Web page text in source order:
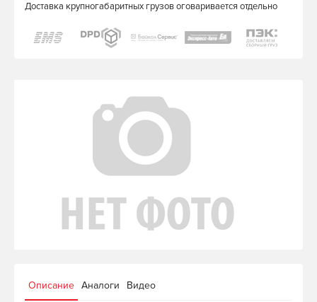
Доставка крупногабаритных грузов оговаривается отдельно
Описание Аналоги Видео